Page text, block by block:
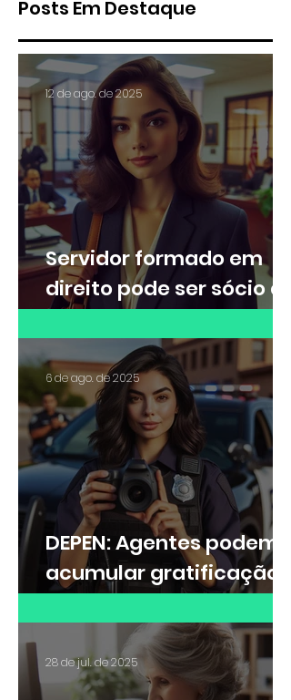
Posts Em Destaque
Servidor formado em
direito pode ser sócio de
escritório de advocacia?
12 de ago. de 2025
DEPEN: Agentes podem
acumular gratificação
de Raio-X e adicional de
insalubridade?
6 de ago. de 2025
28 de jul. de 2025